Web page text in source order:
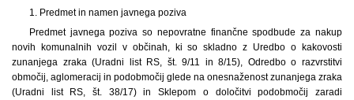
1. Predmet in namen javnega poziva
Predmet javnega poziva so nepovratne finančne spodbude za nakup
novih komunalnih vozil v občinah, ki so skladno z Uredbo o kakovosti
zunanjega zraka (Uradni list RS, št. 9/11 in 8/15), Odredbo o razvrstitvi
območij, aglomeracij in podobmočij glede na onesnaženost zunanjega zraka
(Uradni list RS, št. 38/17) in Sklepom o določitvi podobmočij zaradi